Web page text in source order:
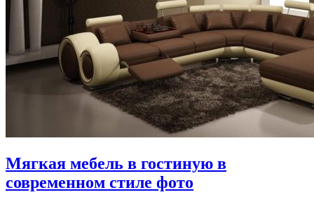
Мягкая мебель в гостиную в
современном стиле фото